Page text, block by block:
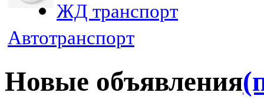
ЖД транспорт
Автотранспорт
Новые объявления